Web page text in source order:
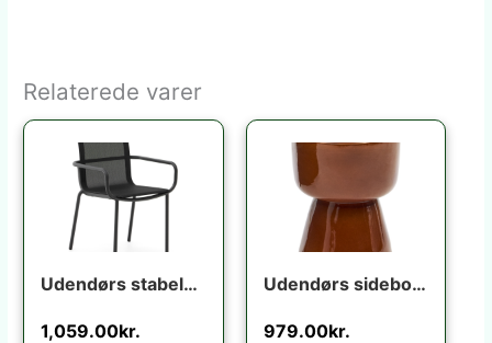
Relaterede varer
Udendørs stabelbar spisebordsstol med armlæn Kave Home Galdana grafit aluminium texteline
1,059.00kr.
Udendørs sidebord Kave Home Mesquida terracotta fibercement H45,5x36x36 cm
979.00kr.